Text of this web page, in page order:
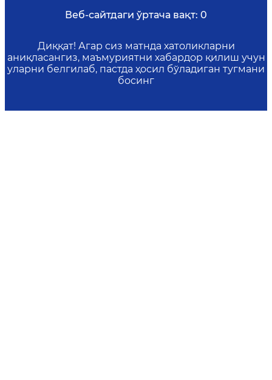
Веб-сайтдаги ўртача вақт: 0
Диққат! Агар сиз матнда хатоликларни
аниқласангиз, маъмуриятни хабардор қилиш учун
уларни белгилаб, пастда ҳосил бўладиган тугмани
босинг